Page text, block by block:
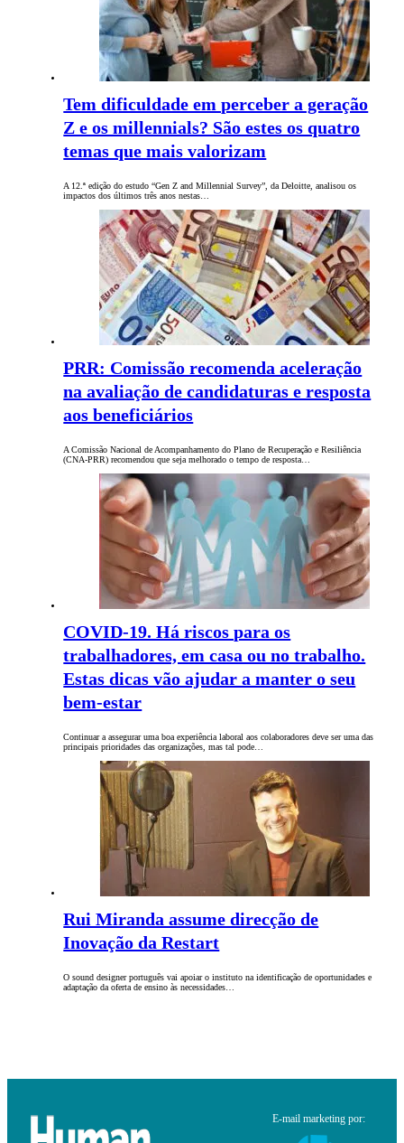
Tem dificuldade em perceber a geração
Z e os millennials? São estes os quatro
temas que mais valorizam
A 12.ª edição do estudo “Gen Z and Millennial Survey”, da Deloitte, analisou os
impactos dos últimos três anos nestas…
PRR: Comissão recomenda aceleração
na avaliação de candidaturas e resposta
aos beneficiários
A Comissão Nacional de Acompanhamento do Plano de Recuperação e Resiliência
(CNA-PRR) recomendou que seja melhorado o tempo de resposta…
COVID-19. Há riscos para os
trabalhadores, em casa ou no trabalho.
Estas dicas vão ajudar a manter o seu
bem-estar
Continuar a assegurar uma boa experiência laboral aos colaboradores deve ser uma das
principais prioridades das organizações, mas tal pode…
Rui Miranda assume direcção de
Inovação da Restart
O sound designer português vai apoiar o instituto na identificação de oportunidades e
adaptação da oferta de ensino às necessidades…
E-mail marketing por: